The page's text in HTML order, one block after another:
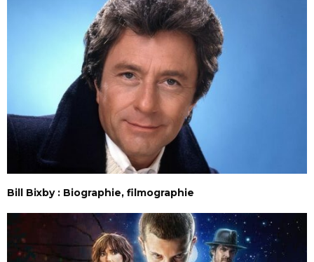
Bill Bixby : Biographie, filmographie